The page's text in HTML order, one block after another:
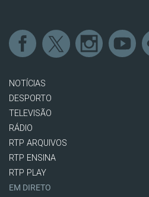
NOTÍCIAS
DESPORTO
TELEVISÃO
RÁDIO
RTP ARQUIVOS
RTP ENSINA
RTP PLAY
EM DIRETO